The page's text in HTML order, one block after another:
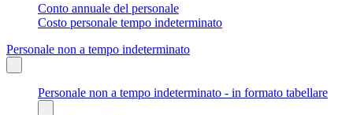
Conto annuale del personale
Costo personale tempo indeterminato
Personale non a tempo indeterminato
Personale non a tempo indeterminato - in formato tabellare